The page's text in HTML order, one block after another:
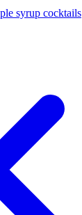
syrup cocktails